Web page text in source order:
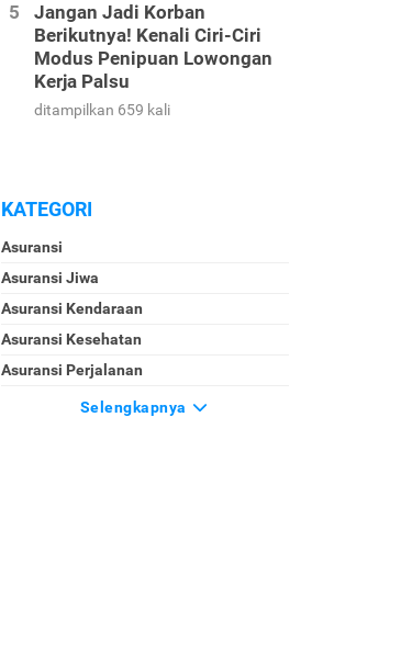
Jangan Jadi Korban
Berikutnya! Kenali Ciri-Ciri
Modus Penipuan Lowongan
Kerja Palsu
ditampilkan 659 kali
KATEGORI
Asuransi
Asuransi Jiwa
Asuransi Kendaraan
Asuransi Kesehatan
Asuransi Perjalanan
Selengkapnya